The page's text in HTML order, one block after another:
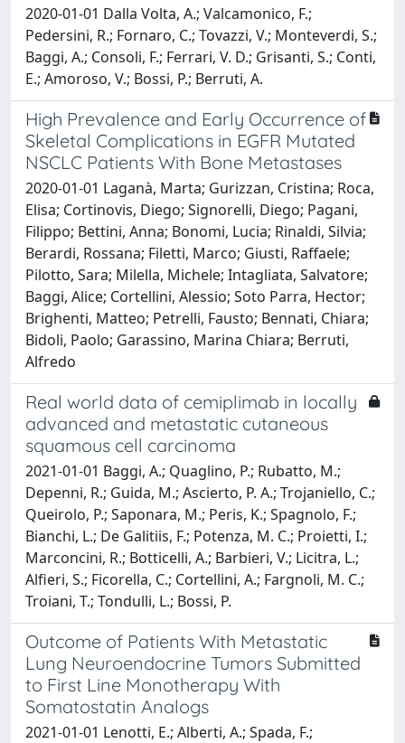
2020-01-01 Dalla Volta, A.; Valcamonico, F.;
Pedersini, R.; Fornaro, C.; Tovazzi, V.; Monteverdi, S.;
Baggi, A.; Consoli, F.; Ferrari, V. D.; Grisanti, S.; Conti,
E.; Amoroso, V.; Bossi, P.; Berruti, A.
High Prevalence and Early Occurrence of
Skeletal Complications in EGFR Mutated
NSCLC Patients With Bone Metastases
2020-01-01 Laganà, Marta; Gurizzan, Cristina; Roca,
Elisa; Cortinovis, Diego; Signorelli, Diego; Pagani,
Filippo; Bettini, Anna; Bonomi, Lucia; Rinaldi, Silvia;
Berardi, Rossana; Filetti, Marco; Giusti, Raffaele;
Pilotto, Sara; Milella, Michele; Intagliata, Salvatore;
Baggi, Alice; Cortellini, Alessio; Soto Parra, Hector;
Brighenti, Matteo; Petrelli, Fausto; Bennati, Chiara;
Bidoli, Paolo; Garassino, Marina Chiara; Berruti,
Alfredo
Real world data of cemiplimab in locally
advanced and metastatic cutaneous
squamous cell carcinoma
2021-01-01 Baggi, A.; Quaglino, P.; Rubatto, M.;
Depenni, R.; Guida, M.; Ascierto, P. A.; Trojaniello, C.;
Queirolo, P.; Saponara, M.; Peris, K.; Spagnolo, F.;
Bianchi, L.; De Galitiis, F.; Potenza, M. C.; Proietti, I.;
Marconcini, R.; Botticelli, A.; Barbieri, V.; Licitra, L.;
Alfieri, S.; Ficorella, C.; Cortellini, A.; Fargnoli, M. C.;
Troiani, T.; Tondulli, L.; Bossi, P.
Outcome of Patients With Metastatic
Lung Neuroendocrine Tumors Submitted
to First Line Monotherapy With
Somatostatin Analogs
2021-01-01 Lenotti, E.; Alberti, A.; Spada, F.;